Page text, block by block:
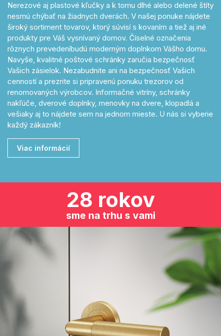
Nerezové aj plastové kľučky a k tomu dlhé alebo delené štíty
nesmú chýbať na žiadnych dverách. V našej ponuke nájdete
široký sortiment tovarov, ktorý súvisí s kovaním a tiež aj iné
produkty pre Váš vysnívaný domov. Číselné označenia
rôznych prevedeníbudú moderným doplnkom Vášho domu.
Navyše, kvalitné poštové schránky zaručia bezpečnosť
Vašich zásielok. Nezabudnite ani na bezpečnosť Vašich
cenností a prezrite si pripravenú ponuku trezorov od
renomovaných výrobcov. Informačné vitríny, schránky
nakľúče, dverové doplnky, menovky na dvere, klopadlá a
vešiaky aj to nájdete sem na jednom mieste. U nás si vyberie
každý zákazník!
Viac informácií
28 rokov
sme na trhu s vami